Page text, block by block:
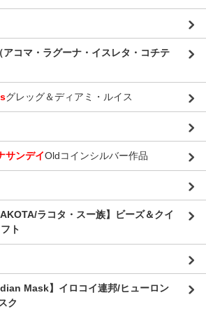
コマ・ラグーナ・イスレタ・コチテ
グレッグ＆ディアミ・ルイス
サンデイOldコインシルバー作品
ラコタ・スー族】ビーズ＆クイ
ト
Mask】イロコイ連邦/ヒューロン
ク